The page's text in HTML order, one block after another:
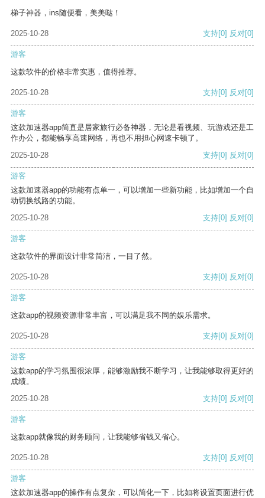
梯子神器，ins随便看，美美哒！
2025-10-28 支持[0] 反对[0]
游客
这款软件的价格非常实惠，值得推荐。
2025-10-28 支持[0] 反对[0]
游客
这款加速器app简直是居家旅行必备神器，无论是看视频、玩游戏还是工
作办公，都能畅享高速网络，再也不用担心网速卡顿了。
2025-10-28
支持[0] 反对[0]
游客
这款加速器app的功能有点单一，可以增加一些新功能，比如增加一个自
动切换线路的功能。
2025-10-28
支持[0] 反对[0]
游客
这款软件的界面设计非常简洁，一目了然。
2025-10-28 支持[0] 反对[0]
游客
这款app的视频资源非常丰富，可以满足我不同的娱乐需求。
2025-10-28 支持[0] 反对[0]
游客
这款app的学习氛围很浓厚，能够激励我不断学习，让我能够取得更好的
成绩。
2025-10-28
支持[0] 反对[0]
游客
这款app就像我的财务顾问，让我能够省钱又省心。
2025-10-28 支持[0] 反对[0]
游客
这款加速器app的操作有点复杂，可以简化一下，比如将设置页面进行优